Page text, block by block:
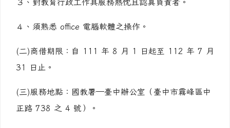
３、對教育行政工作具服務熱忱且認真負責者。
４、須熟悉 office 電腦軟體之操作。
(二)商借期限：自 111 年 8 月 1 日起至 112 年 7 月
31 日止。
(三)服務地點：國教署─臺中辦公室（臺中市霧峰區中
正路 738 之 4 號）。